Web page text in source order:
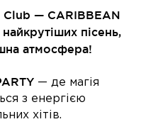
Club — CARIBBEAN
пісень,
атмосфера!
— де магія
з енергією
хітів.